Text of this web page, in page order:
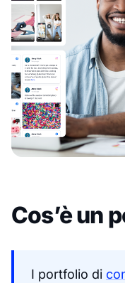
Cos’è un
I portfolio di